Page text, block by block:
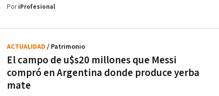
PoriProfesional
El campo de u$s20 millones que Messi
compró en Argentina donde produce yerba
mate
ACTUALIDAD / Patrimonio